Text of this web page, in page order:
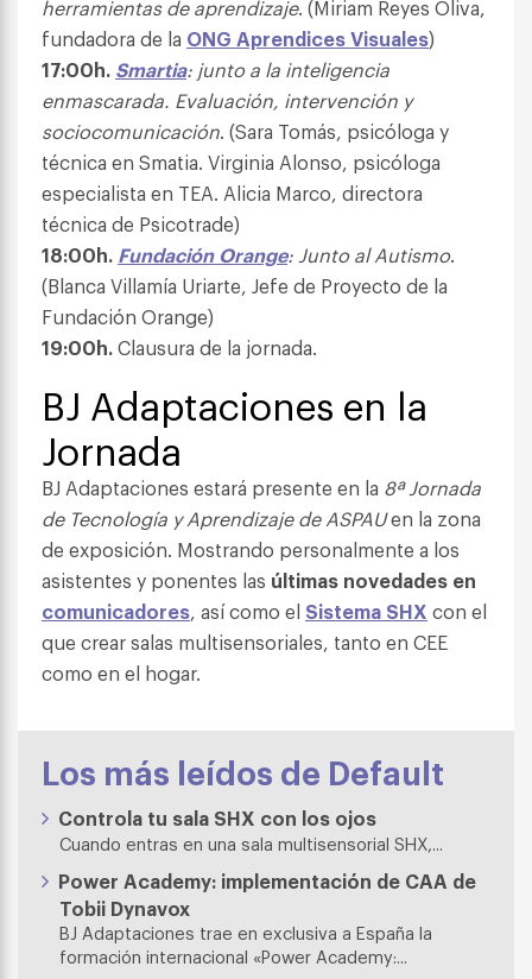
herramientas de aprendizaje. (Miriam Reyes Oliva,
fundadora de la ONG Aprendices Visuales)
17:00h. Smartia: junto a la inteligencia
enmascarada. Evaluación, intervención y
sociocomunicación. (Sara Tomás, psicóloga y
técnica en Smatia. Virginia Alonso, psicóloga
especialista en TEA. Alicia Marco, directora
técnica de Psicotrade)
18:00h. Fundación Orange: Junto al Autismo.
(Blanca Villamía Uriarte, Jefe de Proyecto de la
Fundación Orange)
19:00h.Clausura de la jornada.
BJ Adaptaciones en la
Jornada
BJ Adaptaciones estará presente en la 8ª Jornada
de Tecnología y Aprendizaje de ASPAUen la zona
de exposición. Mostrando personalmente a los
asistentes y ponentes las últimas novedades en
comunicadores, así como el Sistema SHX con el
que crear salas multisensoriales, tanto en CEE
como en el hogar.
Los más leídos de Default
Controla tu sala SHX con los ojos
Cuando entras en una sala multisensorial SHX,...
Power Academy: implementación de CAA de
Tobii Dynavox
BJ Adaptaciones trae en exclusiva a España la
formación internacional «Power Academy:...